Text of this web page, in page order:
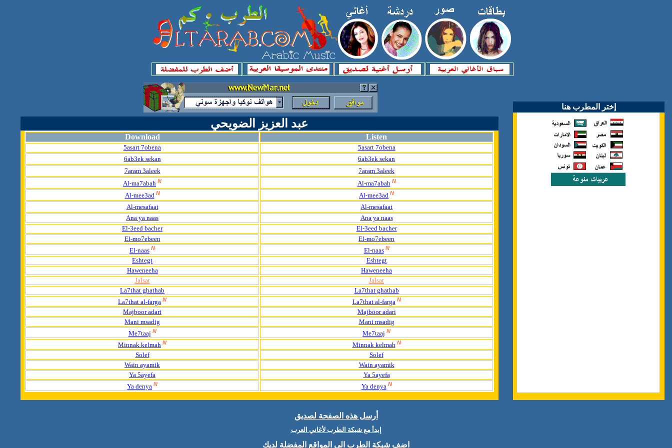
إختر المطرب هنا
عبد العزيز الضويحي
Listen
Download
5asart 7obena
5asart 7obena
6ab3ek sekan
6ab3ek sekan
7aram 3aleek
7aram 3aleek
Al-ma7abah N
Al-ma7abah N
Al-mee3ad N
Al-mee3ad N
Al-mesafaat
Al-mesafaat
Ana ya naas
Ana ya naas
El-3eed bacher
El-3eed bacher
El-mo7ebeen
El-mo7ebeen
El-naas N
El-naas N
Eshtegt
Eshtegt
Haweneeha
Haweneeha
Jalsat
Jalsat
La7that ghathab
La7that ghathab
La7that al-farga N
La7that al-farga N
Majboor adari
Majboor adari
Mani msadig
Mani msadig
Me7taaj N
Me7taaj N
Minnak kelmah N
Minnak kelmah N
Solef
Solef
Wain ayamik
Wain ayamik
Ya 5ayefa
Ya 5ayefa
Ya denya N
Ya denya N
أرسل هذه الصفحة لصديق
إبدأ مع شبكة الطرب لأغاني العرب
اضف شبكة الطرب الى المواقع المفضلة لديك